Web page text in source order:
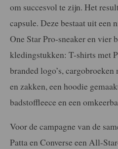
om succesvol te zijn. Het
capsule. Deze bestaat uit een
One Star Pro-sneaker en vier
kledingstukken: T-shirts met
branded logo’s,
en zakken, een hoodie
badstoffleece en een
Voor de campagne van de
Patta en Converse een All-